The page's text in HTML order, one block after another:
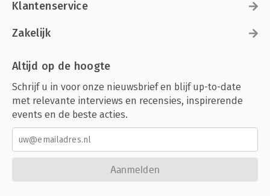
Klantenservice
Zakelijk
Altijd op de hoogte
Schrijf u in voor onze nieuwsbrief en blijf up-to-date
met relevante interviews en recensies, inspirerende
events en de beste acties.
Aanmelden